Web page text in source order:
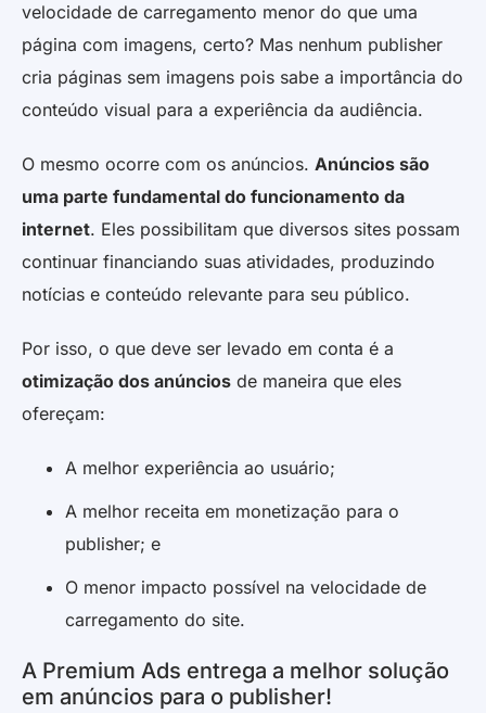
velocidade de carregamento menor do que uma
página com imagens, certo? Mas nenhum publisher
cria páginas sem imagens pois sabe a importância do
conteúdo visual para a experiência da audiência.
O mesmo ocorre com os anúncios. Anúncios são
uma parte fundamental do funcionamento da
internet. Eles possibilitam que diversos sites possam
continuar financiando suas atividades, produzindo
notícias e conteúdo relevante para seu público.
Por isso, o que deve ser levado em conta é a
otimização dos anúncios de maneira que eles
ofereçam:
A melhor experiência ao usuário;
A melhor receita em monetização para o
publisher; e
O menor impacto possível na velocidade de
carregamento do site.
A Premium Ads entrega a melhor solução
em anúncios para o publisher!